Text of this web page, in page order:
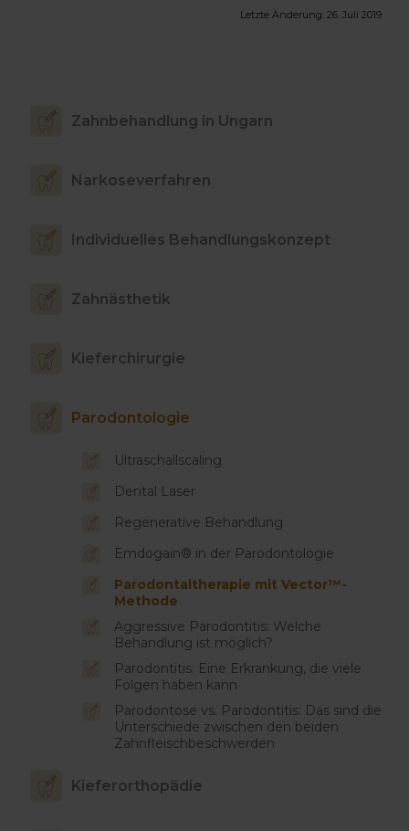
Letzte Änderung: 26. Juli 2019
Zahnbehandlung in Ungarn
Narkoseverfahren
Individuelles Behandlungskonzept
Zahnästhetik
Kieferchirurgie
Parodontologie
Ultraschallscaling
Dental Laser
Regenerative Behandlung
Emdogain® in der Parodontologie
Parodontaltherapie mit Vector™-
Methode
Aggressive Parodontitis: Welche
Behandlung ist möglich?
Parodontitis: Eine Erkrankung, die viele
Folgen haben kann
Parodontose vs. Parodontitis: Das sind die
Unterschiede zwischen den beiden
Zahnfleischbeschwerden
Kieferorthopädie